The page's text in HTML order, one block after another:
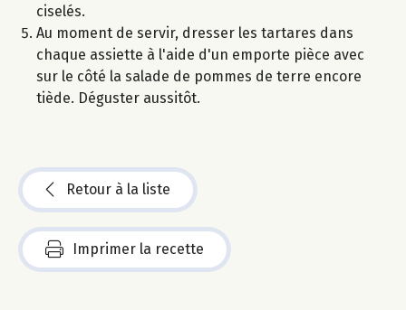
ciselés.
Au moment de servir, dresser les tartares dans
chaque assiette à l'aide d'un emporte pièce avec
sur le côté la salade de pommes de terre encore
tiède. Déguster aussitôt.
Retour à la liste
Imprimer la recette